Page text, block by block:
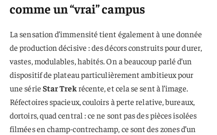
comme un “vrai” campus
La sensation d’immensité tient également à une donnée
de production décisive : des décors construits pour durer,
vastes, modulables, habités. On a beaucoup parlé d’un
dispositif de plateau particulièrement ambitieux pour
une sérieStar Trekrécente, et cela se sent à l’image.
Réfectoires spacieux, couloirs à perte relative, bureaux,
dortoirs, quad central : ce ne sont pas des pièces isolées
filmées en champ-contrechamp, ce sont des zones d’un